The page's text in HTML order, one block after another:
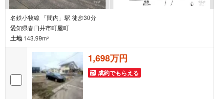
名鉄小牧線 「間内」駅 徒歩30分
愛知県春日井市町屋町
土地143.99m2
1,698万円
成約でもらえる